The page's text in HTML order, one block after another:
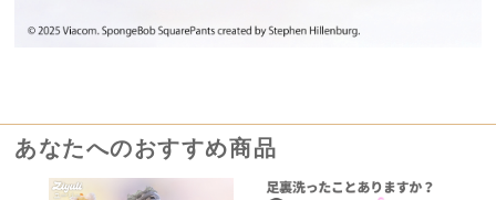
あなたへのおすすめ商品